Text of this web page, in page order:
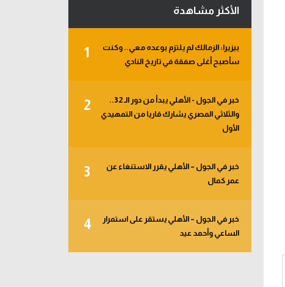
الأكثر مشاهدة
1
بيزيرا: الزمالك لم يلتزم بوعده معي.. وكنت
سأصبح أغلى صفقة في تاريخ النادي
2
خبر في الجول - الأهلي يبدأ من دور الـ 32..
والثلاثي المصري يشارك قاريا من التمهيدي
الأول
3
خبر في الجول – الأهلي يقرر الاستنغاء عن
عمر كمال
4
خبر في الجول – الأهلي يستقر على استمرار
الساعي وأحمد عيد